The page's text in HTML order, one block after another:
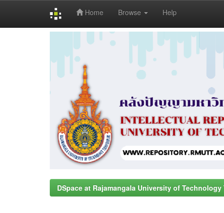
Home Browse Help
DSpace at Rajamangala University of